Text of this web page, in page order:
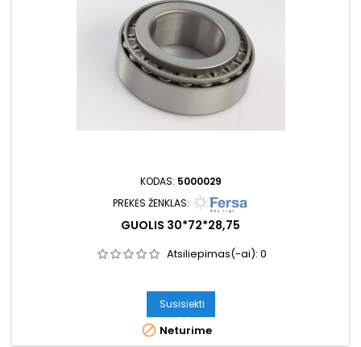
KODAS: 5000029
PREKĖS ŽENKLAS:
GUOLIS 30*72*28,75
Atsiliepimas(-ai): 0
Susisiekti
 Neturime